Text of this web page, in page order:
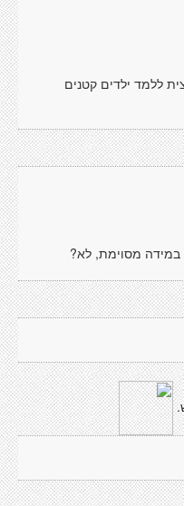
ללמד ילדים קטנים
במידה מסוימת, לא?